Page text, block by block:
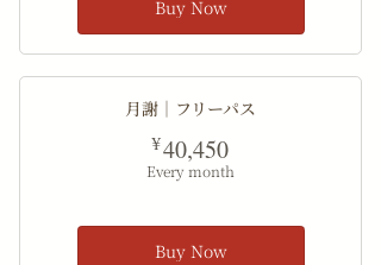
Buy Now
月謝｜フリーパス
¥40,450
Every month
Buy Now